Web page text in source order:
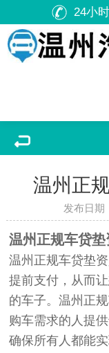
24小
温州正
发布日期
温州正规车贷
温州正规车贷垫
提前支付，从而
的车子。温州正
购车需求的人提
确保所有人都能